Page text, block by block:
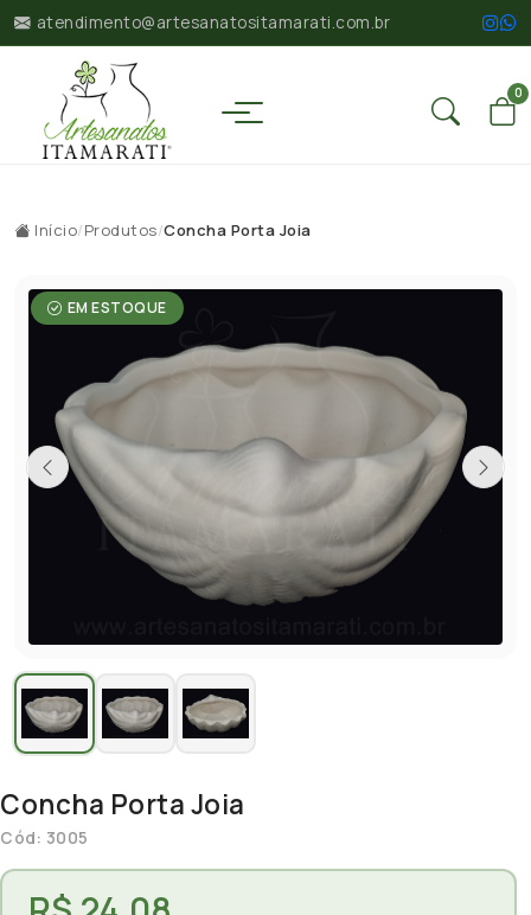
atendimento@artesanatositamarati.com.br
0
Início/Produtos/Concha Porta Joia
EM ESTOQUE
Concha Porta Joia
Cód: 3005